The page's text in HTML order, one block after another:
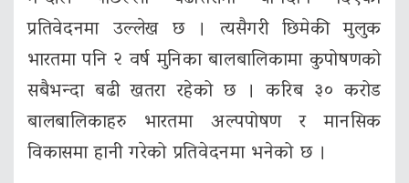
प्रतिवेदनमा उल्लेख छ । त्यसैगरी छिमेकी मुलुक
भारतमा पनि २ वर्ष मुनिका बालबालिकामा कुपोषणको
सबैभन्दा बढी खतरा रहेको छ । करिब ३० करोड
बालबालिकाहरु भारतमा अल्पपोषण र मानसिक
विकासमा हानी गरेको प्रतिवेदनमा भनेको छ ।